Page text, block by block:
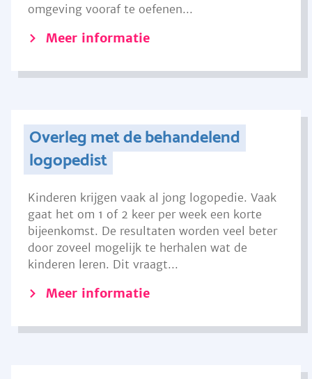
omgeving vooraf te oefenen...
Meer informatie
Overleg met de behandelend
logopedist
Kinderen krijgen vaak al jong logopedie. Vaak
gaat het om 1 of 2 keer per week een korte
bijeenkomst. De resultaten worden veel beter
door zoveel mogelijk te herhalen wat de
kinderen leren. Dit vraagt...
Meer informatie